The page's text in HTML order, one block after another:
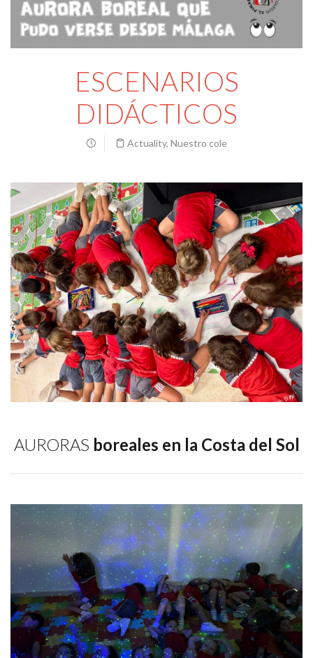
ESCENARIOS
DIDÁCTICOS
Actuality, Nuestro cole
AURORAS boreales en la Costa del Sol